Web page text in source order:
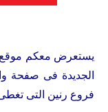
يستعرض معكم موقع
الجديدة فى صفحة
فروع رنين التى